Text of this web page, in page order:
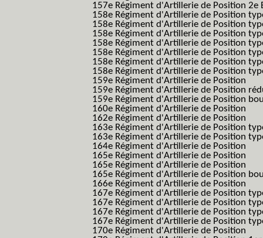
157e Régiment d'Artillerie de Position 2e
158e Régiment d'Artillerie de Position
158e Régiment d'Artillerie de Position
158e Régiment d'Artillerie de Position
158e Régiment d'Artillerie de Position
158e Régiment d'Artillerie de Position
158e Régiment d'Artillerie de Position
158e Régiment d'Artillerie de Position
159e Régiment d'Artillerie de Position
159e Régiment d'Artillerie de Position
159e Régiment d'Artillerie de Position
160e Régiment d'Artillerie de Position
162e Régiment d'Artillerie de Position
163e Régiment d'Artillerie de Position
163e Régiment d'Artillerie de Position
164e Régiment d'Artillerie de Position
165e Régiment d'Artillerie de Position
165e Régiment d'Artillerie de Position
165e Régiment d'Artillerie de Position
166e Régiment d'Artillerie de Position
167e Régiment d'Artillerie de Position
167e Régiment d'Artillerie de Position
167e Régiment d'Artillerie de Position
167e Régiment d'Artillerie de Position
170e Régiment d'Artillerie de Position